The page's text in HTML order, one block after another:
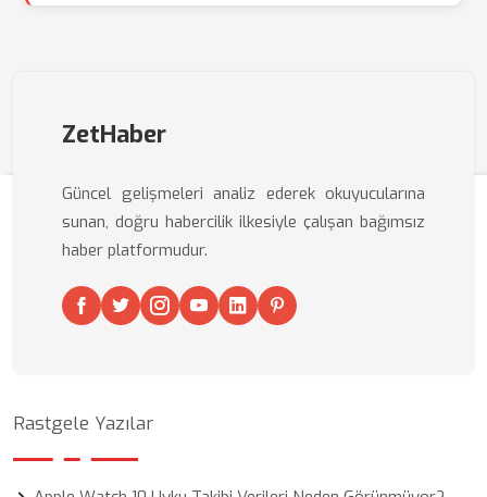
ZetHaber
Güncel gelişmeleri analiz ederek okuyucularına
sunan, doğru habercilik ilkesiyle çalışan bağımsız
haber platformudur.
Rastgele Yazılar